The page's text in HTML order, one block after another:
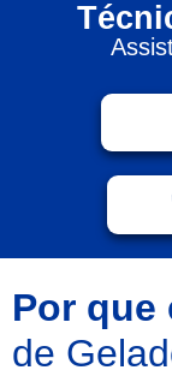
Por que
de